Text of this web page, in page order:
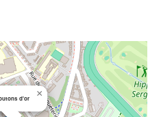
d'or ×